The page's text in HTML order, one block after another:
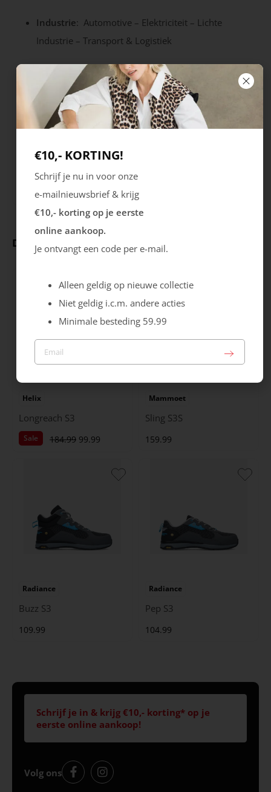
Industrie: Automotive – Elektriciteit – Lichte
Industrie – Transport & Logistiek
Eigenschappen
Kleur
Merk
STD
Deze producten ga je leuk vinden
Helix
Longreach S3
Sale 184.99 99.99
Mammoet
Sling S3S
159.99
Radiance
Buzz S3
109.99
Radiance
Pep S3
104.99
Schrijf je in & krijg €10,- korting* op je
eerste online aankoop!
Volg ons
€10,- KORTING!
Schrijf je nu in voor onze
e-mailnieuwsbrief & krijg
€10,- korting op je eerste
online aankoop.
Je ontvangt een code per e-mail.
Alleen geldig op nieuwe collectie
Niet geldig i.c.m. andere acties
Minimale besteding 59.99